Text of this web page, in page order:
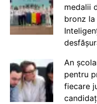
medalii
bronz
An
pentru
fiecare